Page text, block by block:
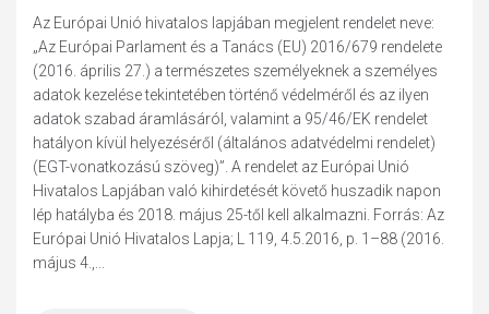
Az Európai Unió hivatalos lapjában megjelent rendelet neve:
„Az Európai Parlament és a Tanács (EU) 2016/679 rendelete
(2016. április 27.) a természetes személyeknek a személyes
adatok kezelése tekintetében történő védelméről és az ilyen
adatok szabad áramlásáról, valamint a 95/46/EK rendelet
hatályon kívül helyezéséről (általános adatvédelmi rendelet)
(EGT-vonatkozású szöveg)”. A rendelet az Európai Unió
Hivatalos Lapjában való kihirdetését követő huszadik napon
lép hatályba és 2018. május 25-től kell alkalmazni. Forrás: Az
Európai Unió Hivatalos Lapja; L 119, 4.5.2016, p. 1–88 (2016.
május 4.,...